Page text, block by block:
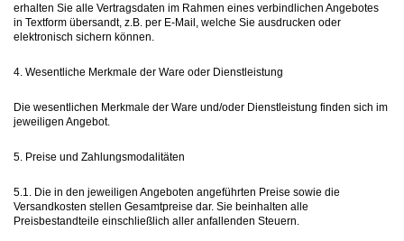
erhalten Sie alle Vertragsdaten im Rahmen eines verbindlichen Angebotes
in Textform übersandt, z.B. per E-Mail, welche Sie ausdrucken oder
elektronisch sichern können.
4. Wesentliche Merkmale der Ware oder Dienstleistung
Die wesentlichen Merkmale der Ware und/oder Dienstleistung finden sich im
jeweiligen Angebot.
5. Preise und Zahlungsmodalitäten
5.1. Die in den jeweiligen Angeboten angeführten Preise sowie die
Versandkosten stellen Gesamtpreise dar. Sie beinhalten alle
Preisbestandteile einschließlich aller anfallenden Steuern.